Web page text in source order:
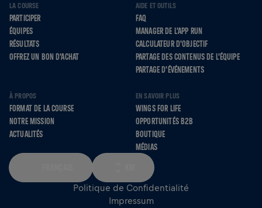
LA COURSE
PARTICIPER
ÉQUIPES
RÉSULTATS
OFFREZ UN BON D'ACHAT
AIDE ET OUTILS
FAQ
MANAGER DE L'APP RUN
CALCULATEUR D'OBJECTIF
PARTAGE DES CONTENUS DE L'ÉQUIPE
PARTAGE D'ÉVÉNEMENTS
À PROPOS
FORMAT DE LA COURSE
NOTRE MISSION
ACTUALITÉS
EN SAVOIR PLUS
WINGS FOR LIFE
OPPORTUNITÉS B2B
BOUTIQUE
MÉDIAS
Politique de Confidentialité
Impressum